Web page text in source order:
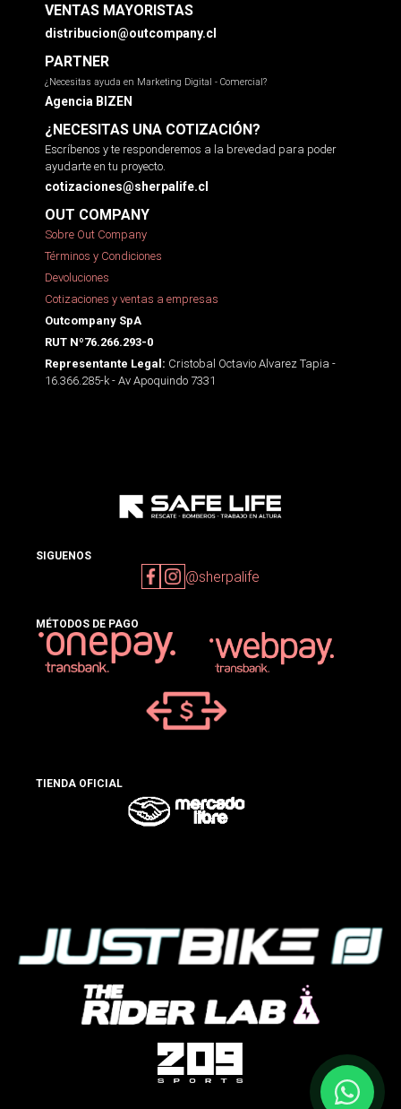
VENTAS MAYORISTAS
distribucion@outcompany.cl
PARTNER
¿Necesitas ayuda en Marketing Digital - Comercial?
Agencia BIZEN
¿NECESITAS UNA COTIZACIÓN?
Escríbenos y te responderemos a la brevedad para poder
ayudarte en tu proyecto.
cotizaciones@sherpalife.cl
OUT COMPANY
Sobre Out Company
Términos y Condiciones
Devoluciones
Cotizaciones y ventas a empresas
Outcompany SpA
RUT Nº76.266.293-0
Representante Legal: Cristobal Octavio Alvarez Tapia -
16.366.285-k - Av Apoquindo 7331
SIGUENOS
@sherpalife
MÉTODOS DE PAGO
TIENDA OFICIAL